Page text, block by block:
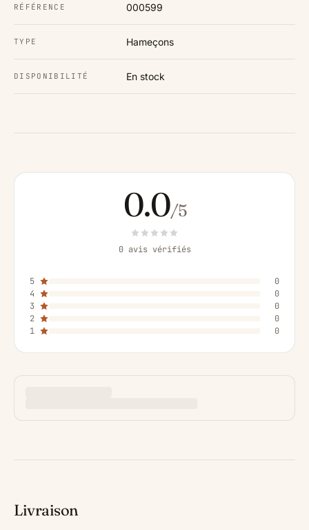
RÉFÉRENCE 000599
TYPE Hameçons
DISPONIBILITÉ En stock
0.0/5
0 avis vérifiés
5
0
4
0
3
0
2
0
1
0
Livraison